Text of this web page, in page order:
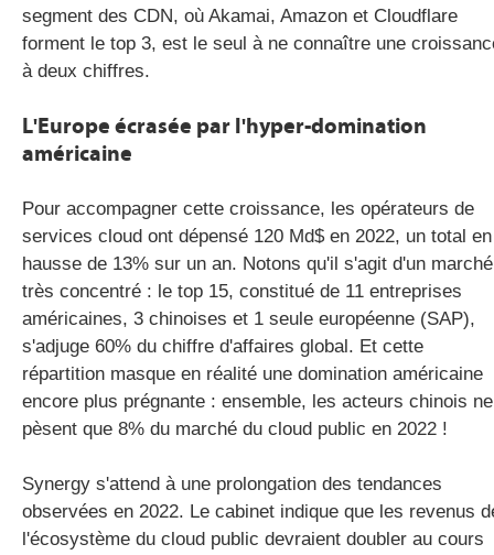
segment des CDN, où Akamai, Amazon et Cloudflare
forment le top 3, est le seul à ne connaître une
à deux chiffres.
L'Europe écrasée par l'hyper-domination
américaine
Pour accompagner cette croissance, les opérateurs de
services cloud ont dépensé 120 Md$ en 2022, un total en
hausse de 13% sur un an. Notons qu'il s'agit d'un marché
très concentré : le top 15, constitué de 11 entreprises
américaines, 3 chinoises et 1 seule européenne (SAP),
s'adjuge 60% du chiffre d'affaires global. Et cette
répartition masque en réalité une domination américaine
encore plus prégnante : ensemble, les acteurs chinois ne
pèsent que 8% du marché du cloud public en 2022 !
Synergy s'attend à une prolongation des tendances
observées en 2022. Le cabinet indique que les revenus
l'écosystème du cloud public devraient doubler au cours